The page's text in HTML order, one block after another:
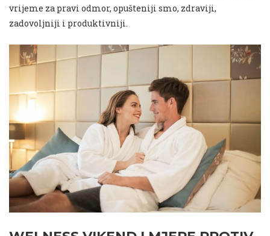
vrijeme za pravi odmor, opušteniji smo, zdraviji,
zadovoljniji i produktivniji.